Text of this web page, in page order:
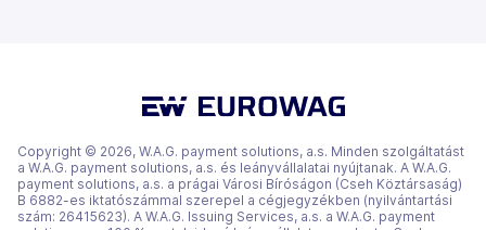
Copyright © 2026, W.A.G. payment solutions, a.s. Minden szolgáltatást
a W.A.G. payment solutions, a.s. és leányvállalatai nyújtanak. A W.A.G.
payment solutions, a.s. a prágai Városi Bíróságon (Cseh Köztársaság)
B 6882-es iktatószámmal szerepel a cégjegyzékben (nyilvántartási
szám: 26415623). A W.A.G. Issuing Services, a.s. a W.A.G. payment